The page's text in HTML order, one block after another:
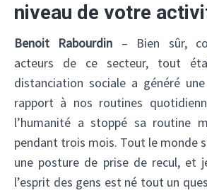
niveau de votre
Benoit Rabourdin – Bien sûr,
acteurs de ce secteur, tout
distanciation sociale a généré
rapport à nos routines
l’humanité a stoppé sa routine
pendant trois mois. Tout le monde
une posture de prise de recul, et
l’esprit des gens est né tout un